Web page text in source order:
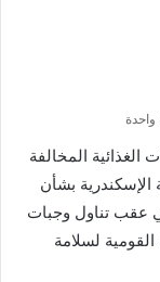
واحدة
الغذائية المخالفة
بشأن
غذائي عقب تناول وجبات
لسلامة